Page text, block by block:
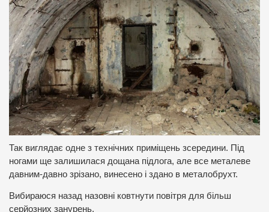
Так виглядає одне з технічних приміщень зсередини. Під
ногами ще залишилася дощана підлога, але все металеве
давним-давно зрізано, винесено і здано в металобрухт.
Вибираюся назад назовні ковтнути повітря для більш
серйозних занурень.